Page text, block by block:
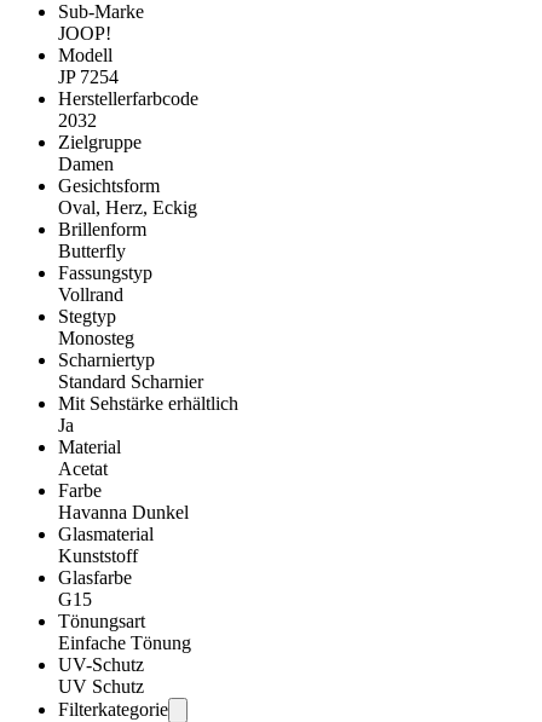
Sub-Marke
JOOP!
Modell
JP 7254
Herstellerfarbcode
2032
Zielgruppe
Damen
Gesichtsform
Oval, Herz, Eckig
Brillenform
Butterfly
Fassungstyp
Vollrand
Stegtyp
Monosteg
Scharniertyp
Standard Scharnier
Mit Sehstärke erhältlich
Ja
Material
Acetat
Farbe
Havanna Dunkel
Glasmaterial
Kunststoff
Glasfarbe
G15
Tönungsart
Einfache Tönung
UV-Schutz
UV Schutz
Filterkategorie